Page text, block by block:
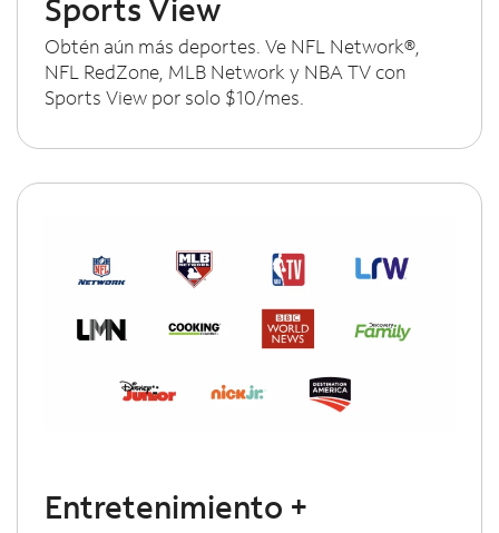
Sports View
Obtén aún más deportes. Ve NFL Network®,
NFL RedZone, MLB Network y NBA TV con
Sports View por solo $10/mes.
Entretenimiento +